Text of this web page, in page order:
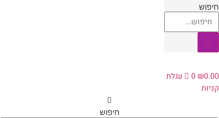
דלג
לתוכן
חיפוש
₪0.00
0
עגלת
קניות
חיפוש